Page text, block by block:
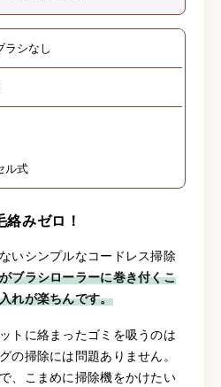
ラシなし
ル式
絡みゼロ！
いシンプルなコードレス掃除
ブラシローラーに巻き付くこ
れが楽ちんです。
トに絡まったゴミを吸うのは
の掃除には問題ありません。
、こまめに掃除機をかけたい